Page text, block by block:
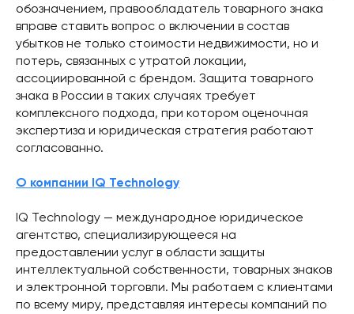
обозначением, правообладатель товарного знака
вправе ставить вопрос о включении в состав
убытков не только стоимости недвижимости, но и
потерь, связанных с утратой локации,
ассоциированной с брендом. Защита товарного
знака в России в таких случаях требует
комплексного подхода, при котором оценочная
экспертиза и юридическая стратегия работают
согласованно.
О компании IQ Technology
IQ Technology — международное юридическое
агентство, специализирующееся на
предоставлении услуг в области защиты
интеллектуальной собственности, товарных знаков
и электронной торговли. Мы работаем с клиентами
по всему миру, представляя интересы компаний по